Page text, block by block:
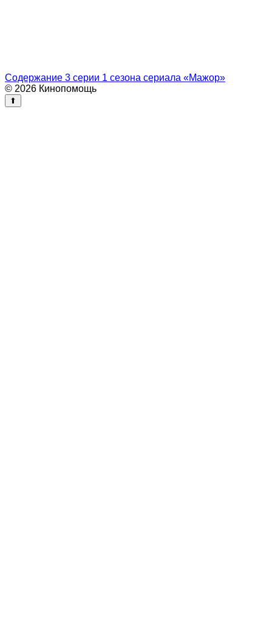
Содержание 3 серии 1 сезона сериала «Мажор»
© 2026 Кинопомощь